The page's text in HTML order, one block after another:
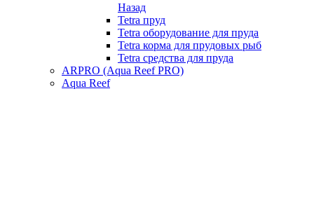
Назад
Tetra пруд
Tetra оборудование для пруда
Tetra корма для прудовых рыб
Tetra средства для пруда
ARPRO (Aqua Reef PRO)
Aqua Reef